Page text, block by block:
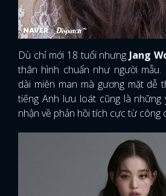
Dù chỉ mới 18 tuổi nhưngJang
thân hình chuẩn như người
dài miên man mà gương mặt dễ
tiếng Anh lưu loát cũng là
nhận về phản hồi tích cực từ công